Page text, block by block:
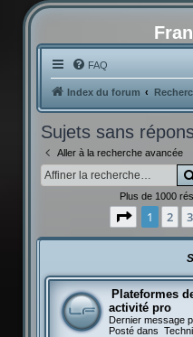
FAQ
Index du forum
Sujets sans
Aller à la recherche avancée
Plus de 1000
Page 1sur
1 2 3
Plateformes
activité pro
Dernier message
Posté dans